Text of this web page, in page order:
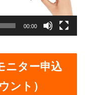
00:00
ニター申込
ント）